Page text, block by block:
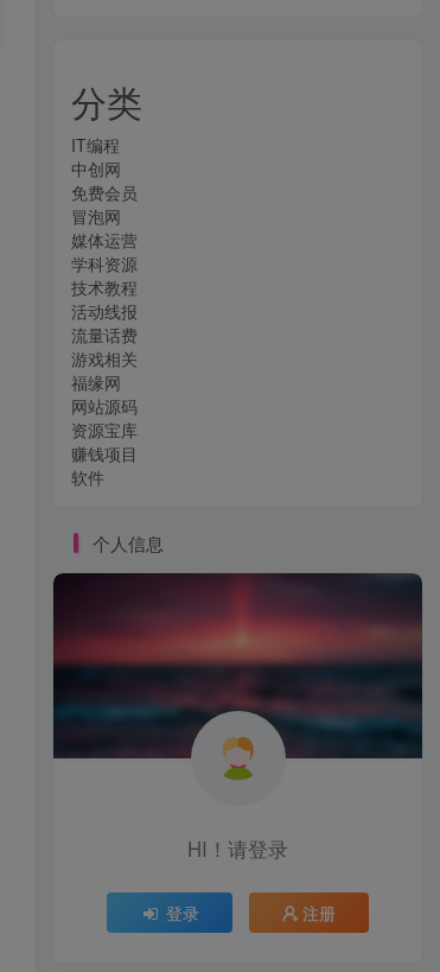
分类
IT编程
中创网
免费会员
冒泡网
媒体运营
学科资源
技术教程
活动线报
流量话费
游戏相关
福缘网
网站源码
资源宝库
赚钱项目
软件
个人信息
HI！请登录
登录 注册